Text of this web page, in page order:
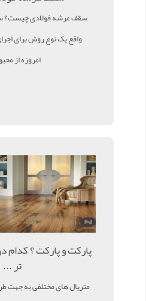
سقف عرشه فولادی چیست؟
واقع یک نوع روش برای
امروزه از
پارکت و پارکت ؟ کدام
تر ...
متریال های مختلفی به جهت